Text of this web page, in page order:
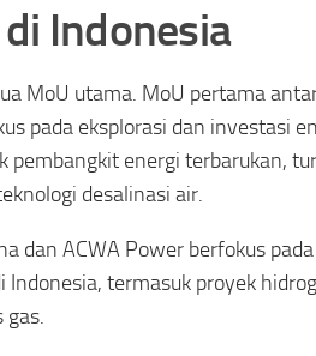
Indonesia
MoU utama. MoU pertama
pada eksplorasi dan investasi
pembangkit energi terbarukan,
desalinasi air.
dan ACWA Power berfokus
Indonesia, termasuk proyek
gas.